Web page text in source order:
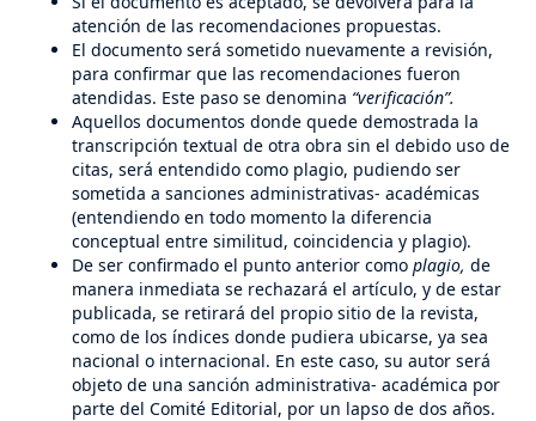
atención de las recomendaciones propuestas.
El documento será sometido nuevamente a revisión,
para confirmar que las recomendaciones fueron
atendidas. Este paso se denomina “verificación”.
Aquellos documentos donde quede demostrada la
transcripción textual de otra obra sin el debido uso de
citas, será entendido como plagio, pudiendo ser
sometida a sanciones administrativas- académicas
(entendiendo en todo momento la diferencia
conceptual entre similitud, coincidencia y plagio).
De ser confirmado el punto anterior como plagio, de
manera inmediata se rechazará el artículo, y de estar
publicada, se retirará del propio sitio de la revista,
como de los índices donde pudiera ubicarse, ya sea
nacional o internacional. En este caso, su autor será
objeto de una sanción administrativa- académica por
parte del Comité Editorial, por un lapso de dos años.